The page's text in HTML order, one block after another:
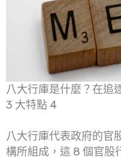
八大行庫是什麼？在追
3 大特點 4
八大行庫代表政府的官
構所組成，這 8 個官股